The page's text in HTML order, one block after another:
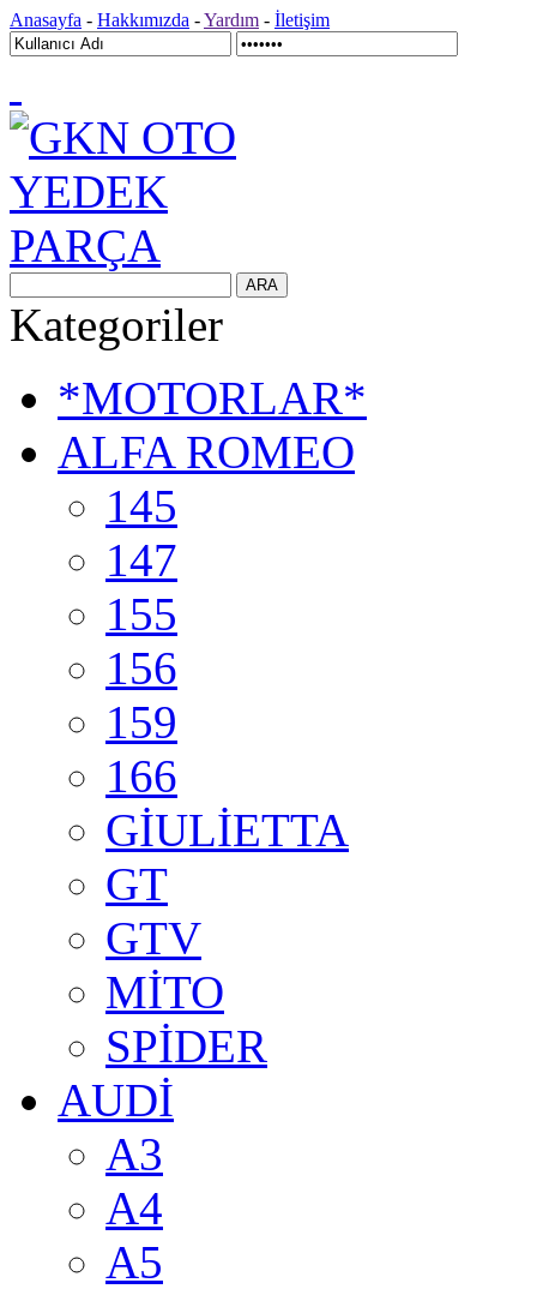
Anasayfa - Hakkımızda -Yardım - İletişim
Kategoriler
*MOTORLAR*
ALFA ROMEO
145
147
155
156
159
166
GİULİETTA
GT
GTV
MİTO
SPİDER
AUDİ
A3
A4
A5